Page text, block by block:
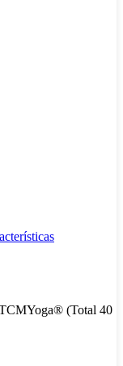
(Total 40